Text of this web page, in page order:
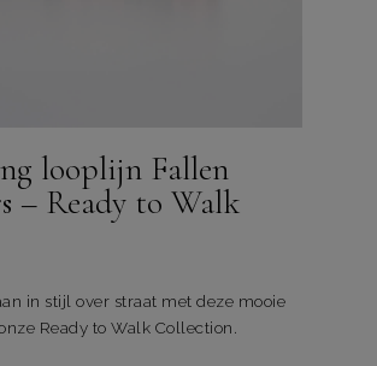
looplijn Fallen
– Ready to Walk
in stijl over straat met deze mooie
Ready to Walk Collection.